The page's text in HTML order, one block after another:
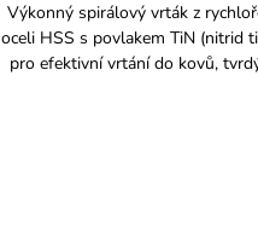
Výkonný spirálový vrták z
oceli HSS s povlakem TiN (nitrid
pro efektivní vrtání do kovů,